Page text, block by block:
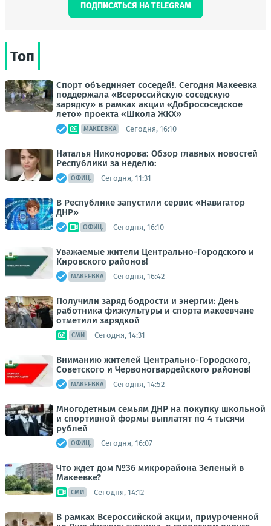
ПОДПИСАТЬСЯ НА TELEGRAM
Топ
Спорт объединяет соседей!. Сегодня Макеевка
поддержала «Всероссийскую соседскую
зарядку» в рамках акции «Добрососедское
лето» проекта «Школа ЖКХ»
МАКЕЕВКА Сегодня, 16:10
Наталья Никонорова: Обзор главных новостей
Республики за неделю:
ОФИЦ. Сегодня, 11:31
В Республике запустили сервис «Навигатор
ДНР»
ОФИЦ. Сегодня, 16:10
Уважаемые жители Центрально-Городского и
Кировского районов!
МАКЕЕВКА Сегодня, 16:42
Получили заряд бодрости и энергии: День
работника физкультуры и спорта макеевчане
отметили зарядкой
СМИ Сегодня, 14:31
Вниманию жителей Центрально-Городского,
Советского и Червоногвардейского районов!
МАКЕЕВКА Сегодня, 14:52
Многодетным семьям ДНР на покупку школьной
и спортивной формы выплатят по 4 тысячи
рублей
ОФИЦ. Сегодня, 16:07
Что ждет дом №36 микрорайона Зеленый в
Макеевке?
СМИ Сегодня, 14:12
В рамках Всероссийской акции, приуроченной